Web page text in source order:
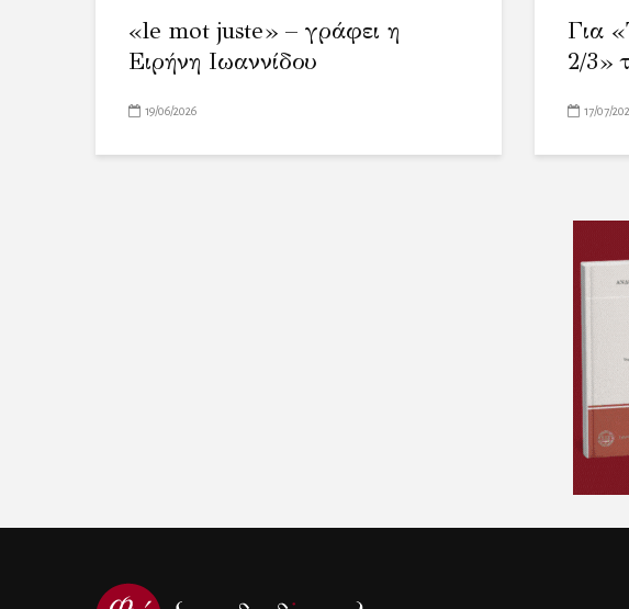
«le mot juste» – γράφει η
Ειρήνη Ιωαννίδου
19/06/2026
Για
2/3»
17/07/